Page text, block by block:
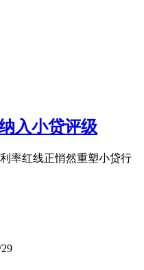
入小贷评级
率红线正悄然重塑小贷行